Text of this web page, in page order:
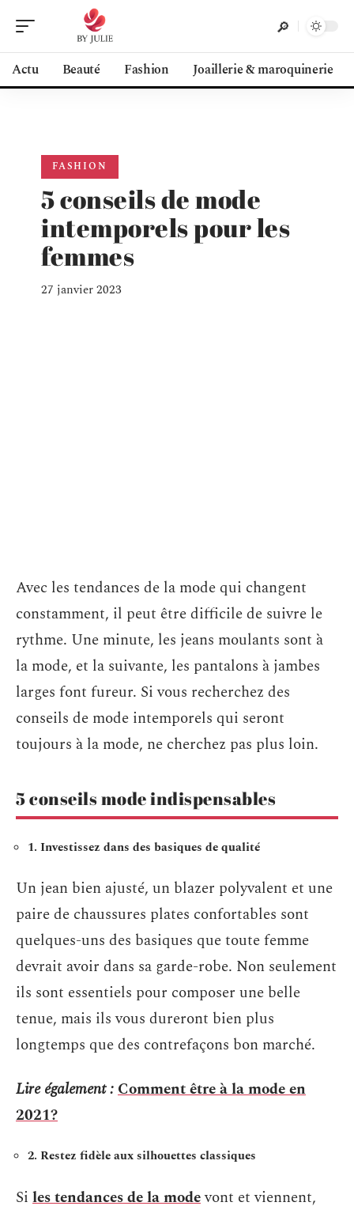
Actu Beauté Fashion Joaillerie & maroquinerie
FASHION
5 conseils de mode
intemporels pour les
femmes
27 janvier 2023
Avec les tendances de la mode qui changent
constamment, il peut être difficile de suivre le
rythme. Une minute, les jeans moulants sont à
la mode, et la suivante, les pantalons à jambes
larges font fureur. Si vous recherchez des
conseils de mode intemporels qui seront
toujours à la mode, ne cherchez pas plus loin.
5 conseils mode indispensables
1. Investissez dans des basiques de qualité
Un jean bien ajusté, un blazer polyvalent et une
paire de chaussures plates confortables sont
quelques-uns des basiques que toute femme
devrait avoir dans sa garde-robe. Non seulement
ils sont essentiels pour composer une belle
tenue, mais ils vous dureront bien plus
longtemps que des contrefaçons bon marché.
Lire également :Comment être à la mode en
2021?
2. Restez fidèle aux silhouettes classiques
Si les tendances de la modevont et viennent,